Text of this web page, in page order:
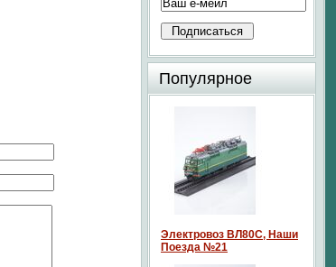
Популярное
Электровоз ВЛ80С, Наши
Поезда №21